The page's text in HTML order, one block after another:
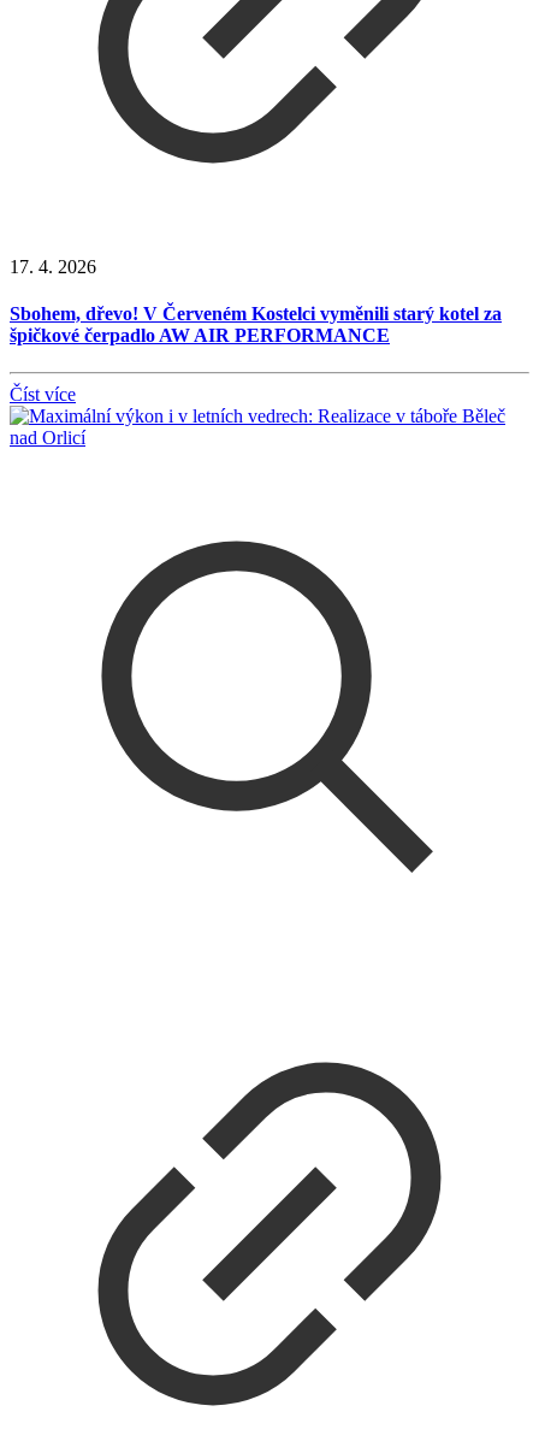
17. 4. 2026
Sbohem, dřevo! V Červeném Kostelci vyměnili starý kotel za
špičkové čerpadlo AW AIR PERFORMANCE
Číst více